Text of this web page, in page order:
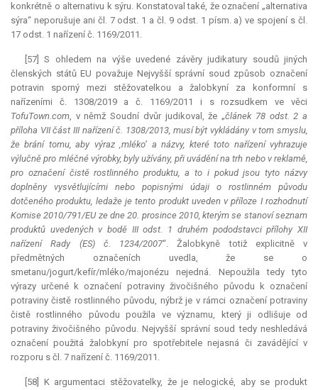
konkrétně o alternativu k sýru. Konstatoval také, že označení „alternativa
sýra“ neporušuje ani čl. 7 odst. 1 a čl. 9 odst. 1 písm. a) ve spojení s čl.
17 odst. 1 nařízení č. 1169/2011.
[57] S ohledem na výše uvedené závěry judikatury soudů jiných
členských států EU považuje Nejvyšší správní soud způsob označení
potravin sporný mezi stěžovatelkou a žalobkyní za konformní s
nařízeními č. 1308/2019 a č. 1169/2011 i s rozsudkem ve věci
TofuTown.com, v němž Soudní dvůr judikoval, že „článek 78 odst. 2 a
příloha VII část III nařízení č. 1308/2013, musí být vykládány v tom smyslu,
že brání tomu, aby výraz ‚mléko‘ a názvy, které toto nařízení vyhrazuje
výlučně pro mléčné výrobky, byly užívány, při uvádění na trh nebo v reklamě,
pro označení čistě rostlinného produktu, a to i pokud jsou tyto názvy
doplněny vysvětlujícími nebo popisnými údaji o rostlinném původu
dotčeného produktu, ledaže je tento produkt uveden v příloze I rozhodnutí
Komise 2010/791/EU ze dne 20. prosince 2010, kterým se stanoví seznam
produktů uvedených v bodě III odst. 1 druhém pododstavci přílohy XII
nařízení Rady (ES) č. 1234/2007“. Žalobkyně totiž explicitně v
předmětných označeních uvedla, že se o
smetanu/jogurt/kefír/mléko/majonézu nejedná. Nepoužila tedy tyto
výrazy určené k označení potraviny živočišného původu k označení
potraviny čistě rostlinného původu, nýbrž je v rámci označení potraviny
čistě rostlinného původu použila ve významu, který ji odlišuje od
potraviny živočišného původu. Nejvyšší správní soud tedy neshledává
označení použitá žalobkyní pro spotřebitele nejasná či zavádějící v
rozporu s čl. 7 nařízení č. 1169/2011.
[58] K argumentaci stěžovatelky, že je nelogické, aby se produkt